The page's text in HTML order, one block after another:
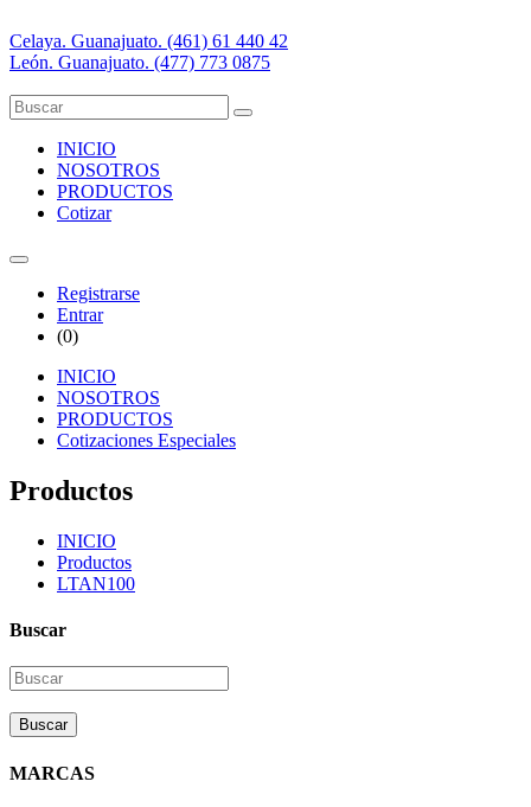
Celaya. Guanajuato. (461) 61 440 42
León. Guanajuato. (477) 773 0875
INICIO
NOSOTROS
PRODUCTOS
Cotizar
Registrarse
Entrar
(0)
INICIO
NOSOTROS
PRODUCTOS
Cotizaciones Especiales
Productos
INICIO
Productos
LTAN100
Buscar
Buscar
MARCAS